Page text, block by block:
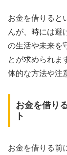
お金を借りると
んが、時には避
の生活や未来を
とが求められま
体的な方法や注
お金を借り
ト
お金を借りる前